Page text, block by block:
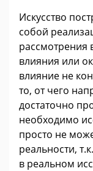
Искусство
собой
рассмотрения
влияния или
влияние не
то, от чего
достаточно
необходимо
просто не
реальности,
в реальном